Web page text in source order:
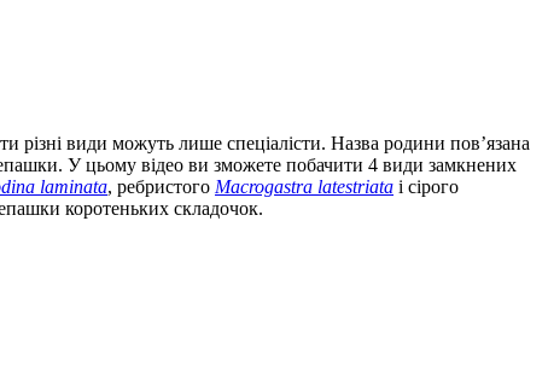
різні види можуть лише спеціалісти. Назва родини пов’язана
У цьому відео ви зможете побачити 4 види замкнених
laminata, ребристого Macrogastra latestriata і сірого
коротеньких складочок.